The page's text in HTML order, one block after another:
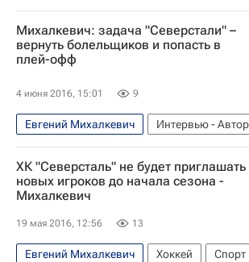
Национальная хоккейная лига (НХЛ)
Северсталь
СКА (Санкт-Петербург)
Нью-Йорк Рейнджерс
Михалкевич: задача "Северстали" –
вернуть болельщиков и попасть в
плей-офф
4 июня 2016, 15:01 9
Евгений Михалкевич
Интервью -
Аналитика
Хоккей
Спорт
КХЛ 2025-2026
Северсталь
Нью-Йорк Рейнджерс
Якуб Коварж
Павел Бучневич
Евгений Монс
Павел Чернов
ХК "Северсталь" не будет приглашать
новых игроков до начала сезона -
Михалкевич
19 мая 2016, 12:56 13
Евгений Михалкевич Хоккей
Спорт